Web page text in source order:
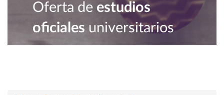
Oferta de estudios
oficiales universitarios